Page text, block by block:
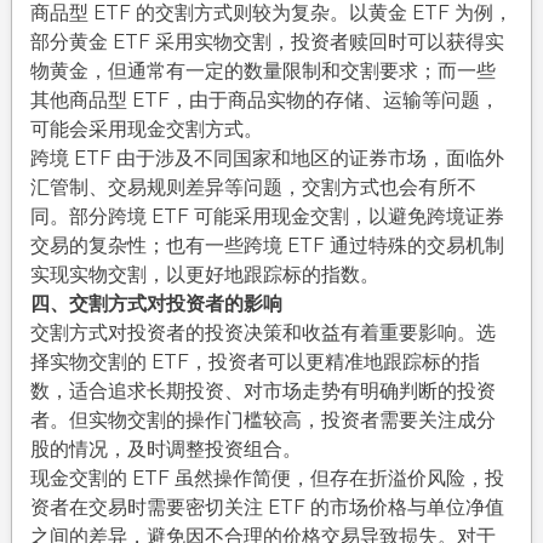
商品型 ETF 的交割方式则较为复杂。以黄金 ETF 为例，
部分黄金 ETF 采用实物交割，投资者赎回时可以获得实
物黄金，但通常有一定的数量限制和交割要求；而一些
其他商品型 ETF，由于商品实物的存储、运输等问题，
可能会采用现金交割方式。​
跨境 ETF 由于涉及不同国家和地区的证券市场，面临外
汇管制、交易规则差异等问题，交割方式也会有所不
同。部分跨境 ETF 可能采用现金交割，以避免跨境证券
交易的复杂性；也有一些跨境 ETF 通过特殊的交易机制
实现实物交割，以更好地跟踪标的指数。​
四、交割方式对投资者的影响​
交割方式对投资者的投资决策和收益有着重要影响。选
择实物交割的 ETF，投资者可以更精准地跟踪标的指
数，适合追求长期投资、对市场走势有明确判断的投资
者。但实物交割的操作门槛较高，投资者需要关注成分
股的情况，及时调整投资组合。​
现金交割的 ETF 虽然操作简便，但存在折溢价风险，投
资者在交易时需要密切关注 ETF 的市场价格与单位净值
之间的差异，避免因不合理的价格交易导致损失。对于